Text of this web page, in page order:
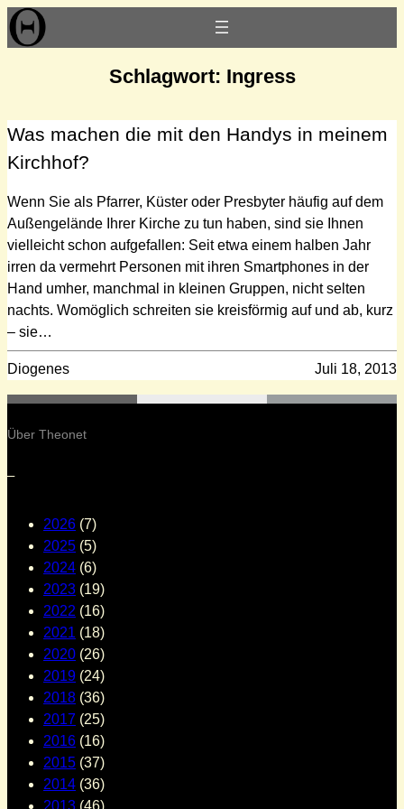
Zum
Inhalt
Schlagwort: Ingress
Was machen die mit den Handys in meinem
Kirchhof?
Wenn Sie als Pfarrer, Küster oder Presbyter häufig auf dem
Außengelände Ihrer Kirche zu tun haben, sind sie Ihnen
vielleicht schon aufgefallen: Seit etwa einem halben Jahr
irren da vermehrt Personen mit ihren Smartphones in der
Hand umher, manchmal in kleinen Gruppen, nicht selten
nachts. Womöglich schreiten sie kreisförmig auf und ab, kurz
– sie…
Diogenes Juli 18, 2013
Über Theonet
–
2026 (7)
2025 (5)
2024 (6)
2023 (19)
2022 (16)
2021 (18)
2020 (26)
2019 (24)
2018 (36)
2017 (25)
2016 (16)
2015 (37)
2014 (36)